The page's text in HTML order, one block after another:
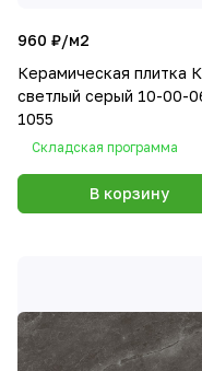
960 ₽/м2
Керамическая плитка
светлый серый 10-00-
1055
Складская программа
В корзину